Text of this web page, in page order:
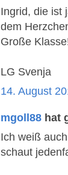
Ingrid, die ist
dem
Große
LG Svenja
14. August
mgoll88 hat
Ich weiß
schaut